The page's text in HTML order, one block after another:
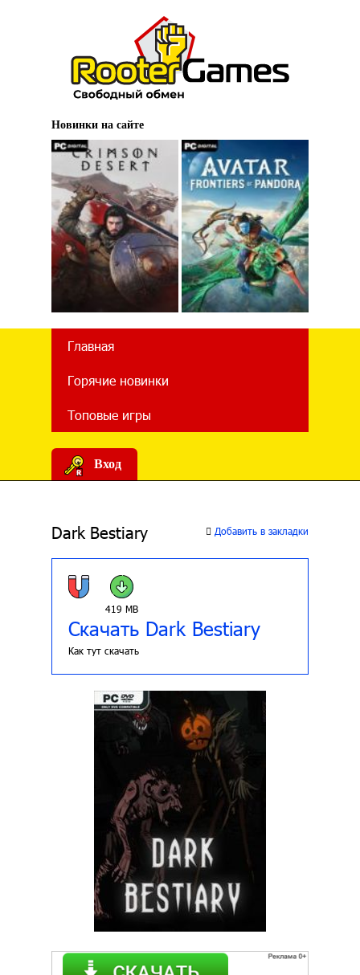
Новинки на сайте
Главная
Горячие новинки
Топовые игры
Вход
Dark Bestiary Добавить в закладки
419 MB
Скачать Dark Bestiary
Как тут скачать